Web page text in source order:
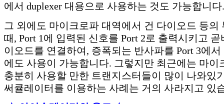
에서 duplexer 대용으로 사용하는 것도 가능합니다.
그 외에도 마이크로파 대역에서 건 다이오드 등의
때, Port 1에 입력된 신호를 Port 2로 출력시키고
이오드를 연결하여, 증폭되는 반사파를 Port 3에
에도 사용이 가능합니다. 그렇지만 최근에는 마이
충분히 사용할 만한 트랜지스터들이 많이 나와있
써큘레이터를 이용하는 사례는 거의 사라지고 있